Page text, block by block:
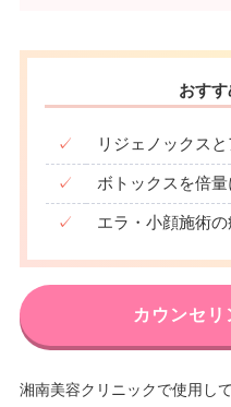
おすす
✓ リジェノックス
✓ ボトックスを倍
✓ エラ・小顔施術の
カウンセリ
湘南美容クリニックで使用し